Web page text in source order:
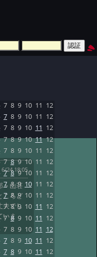
24 18:05
＞山荘
ころど
夫でし
いま
7 8 9 10 11 12
7 8 9 10 11 12
7 8 9 10 11 12
7 8 9 10 11 12
7 8 9 10 11 12
7 8 9 10 11 12
7 8 9 10 11 12
7 8 9 10 11 12
7 8 9 10 11 12
7 8 9 10 11 12
7 8 9 10 11 12
7 8 9 10 11 12
7 8 9 10 11 12
7 8 9 10 11 12